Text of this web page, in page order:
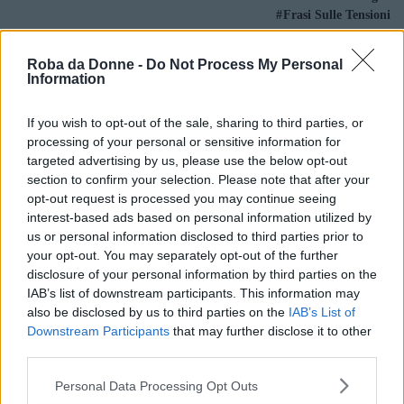
Roba da Donne - Do Not Process My Personal
Information
If you wish to opt-out of the sale, sharing to third parties, or
processing of your personal or sensitive information for
targeted advertising by us, please use the below opt-out
section to confirm your selection. Please note that after your
opt-out request is processed you may continue seeing
interest-based ads based on personal information utilized by
us or personal information disclosed to third parties prior to
your opt-out. You may separately opt-out of the further
disclosure of your personal information by third parties on the
IAB’s list of downstream participants. This information may
also be disclosed by us to third parties on the IAB’s List of
Downstream Participants that may further disclose it to other
Please note that this website/app uses one or more Google
Personal Data Processing Opt Outs
Frasi Sulle Tensioni
in male, lo è per aver ricevuto dai suoi
genitori alcune molecole e per aver subìto
alcune influenze esterne. Le nostre
ricompense o i nostri castighi derivano
sempre dalla chimica e dalla sorte.
Frasi Sui Genitori Frasi Sul Castigo
Frasi Sull'influenza
Frasi Sulla Chimica
Di Jean Rostand
più giovane oggi di quando avevo